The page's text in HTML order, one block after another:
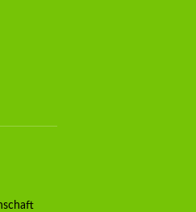
TEXT& WISSENSCHAFT